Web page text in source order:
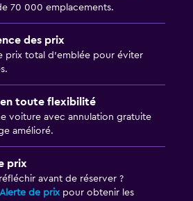
70 000 emplacements.
des prix
prix total d’emblée pour éviter
en toute flexibilité
voiture avec annulation gratuite
amélioré.
prix
avant de réserver ?
de prixpour obtenir les